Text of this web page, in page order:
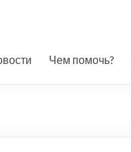
Чем помочь?